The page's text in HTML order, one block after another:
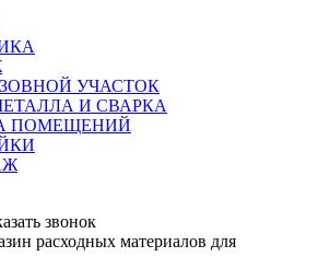
УЧАСТОК
И СВАРКА
ПОМЕЩЕНИЙ
звонок
расходных материалов для